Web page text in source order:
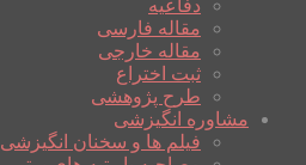
دفاعیه
مقاله فارسی
مقاله خارجی
ثبت اختراع
طرح پژوهشی
مشاوره انگیزشی
فیلم ها و سخنان انگیزشی